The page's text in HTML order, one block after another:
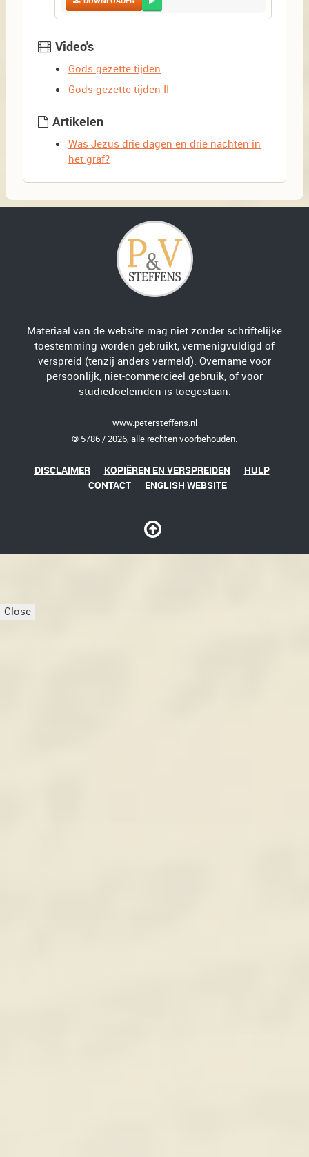
Video's
Gods gezette tijden
Gods gezette tijden II
Artikelen
Was Jezus drie dagen en drie nachten in
het graf?
Materiaal van de website mag niet zonder schriftelijke
toestemming worden gebruikt, vermenigvuldigd of
verspreid (tenzij anders vermeld). Overname voor
persoonlijk, niet-commercieel gebruik, of voor
studiedoeleinden is toegestaan.
www.petersteffens.nl
© 5786 / 2026, alle rechten voorbehouden.
DISCLAIMER KOPIËREN EN VERSPREIDEN
HULP
CONTACT
ENGLISH WEBSITE
Close